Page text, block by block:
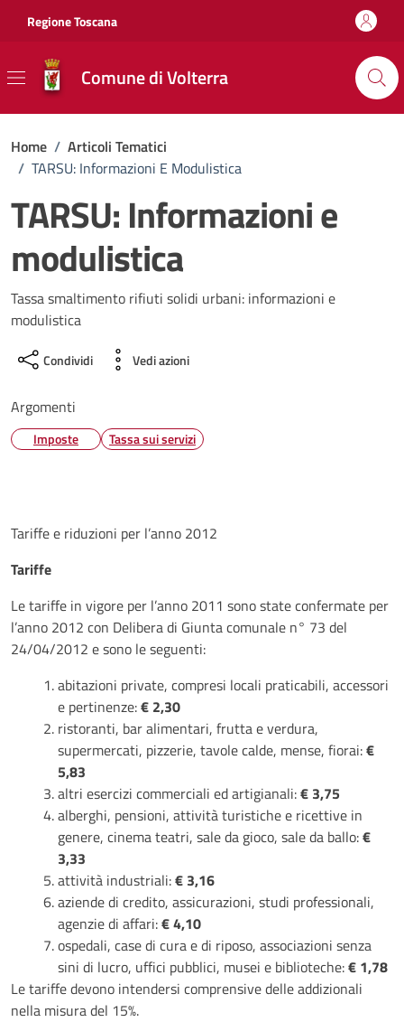
Regione Toscana
Comune di Volterra
Home / Articoli Tematici
/ TARSU: Informazioni E Modulistica
TARSU: Informazioni e
modulistica
Tassa smaltimento rifiuti solidi urbani: informazioni e
modulistica
Condividi Vedi azioni
Argomenti
Imposte Tassa sui servizi
Tariffe e riduzioni per l’anno 2012
Tariffe
Le tariffe in vigore per l’anno 2011 sono state confermate per
l’anno 2012 con Delibera di Giunta comunale n° 73 del
24/04/2012 e sono le seguenti:
abitazioni private, compresi locali praticabili, accessori
e pertinenze:€ 2,30
ristoranti, bar alimentari, frutta e verdura,
supermercati, pizzerie, tavole calde, mense, fiorai:€
5,83
altri esercizi commerciali ed artigianali:€ 3,75
alberghi, pensioni, attività turistiche e ricettive in
genere, cinema teatri, sale da gioco, sale da ballo:€
3,33
attività industriali:€ 3,16
aziende di credito, assicurazioni, studi professionali,
agenzie di affari:€ 4,10
ospedali, case di cura e di riposo, associazioni senza
sini di lucro, uffici pubblici, musei e biblioteche:€ 1,78
Le tariffe devono intendersi comprensive delle addizionali
nella misura del 15%.